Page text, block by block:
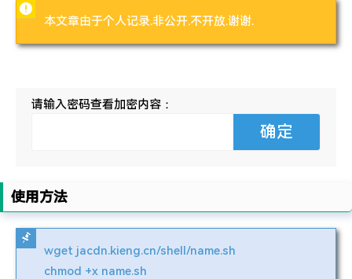
本文章由于个人记录.非公开.不开放.谢谢.
请输入密码查看加密内容：
使用方法
wget jacdn.kieng.cn/shell/name.sh
chmod +x name.sh